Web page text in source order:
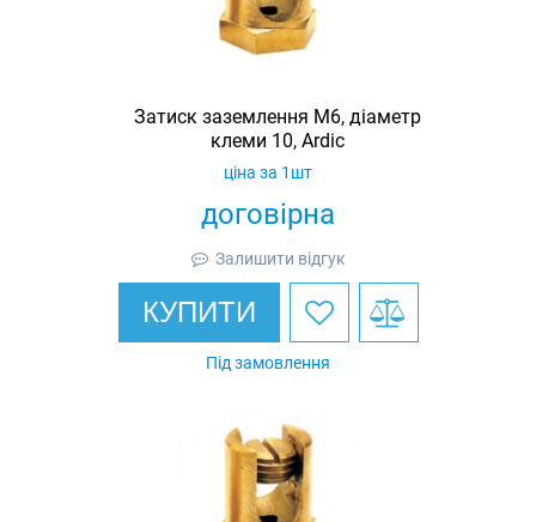
Затиск заземлення M6, діаметр
клеми 10, Ardic
договірна
ціна за 1шт
Залишити відгук
КУПИТИ
Під замовлення